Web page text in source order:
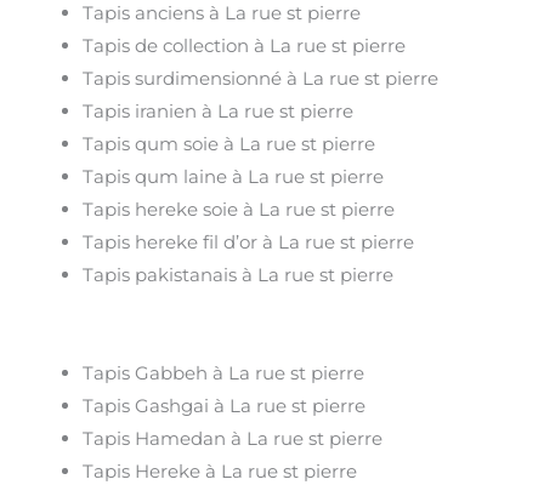
Tapis anciens à La rue st pierre
Tapis de collection à La rue st pierre
Tapis surdimensionné à La rue st pierre
Tapis iranien à La rue st pierre
Tapis qum soie à La rue st pierre
Tapis qum laine à La rue st pierre
Tapis hereke soie à La rue st pierre
Tapis hereke fil d’or à La rue st pierre
Tapis pakistanais à La rue st pierre
Tapis Gabbeh à La rue st pierre
Tapis Gashgai à La rue st pierre
Tapis Hamedan à La rue st pierre
Tapis Hereke à La rue st pierre